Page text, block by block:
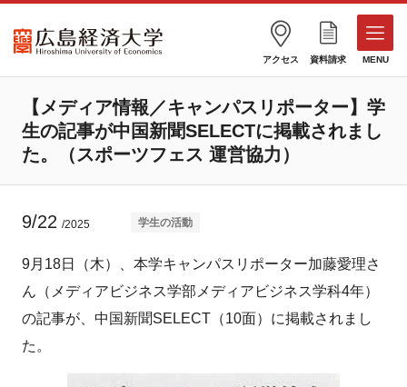
アクセス 資料請求 MENU
【メディア情報／キャンパスリポーター】学
生の記事が中国新聞SELECTに掲載されまし
た。（スポーツフェス 運営協力）
9/22 /2025 学生の活動
9月18日（木）、本学キャンパスリポーター加藤愛理さ
ん（メディアビジネス学部メディアビジネス学科4年）
の記事が、中国新聞SELECT（10面）に掲載されまし
た。